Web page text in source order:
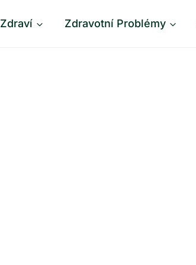
Zdraví Zdravotní Problémy